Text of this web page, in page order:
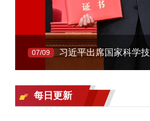
07/09
每日更新